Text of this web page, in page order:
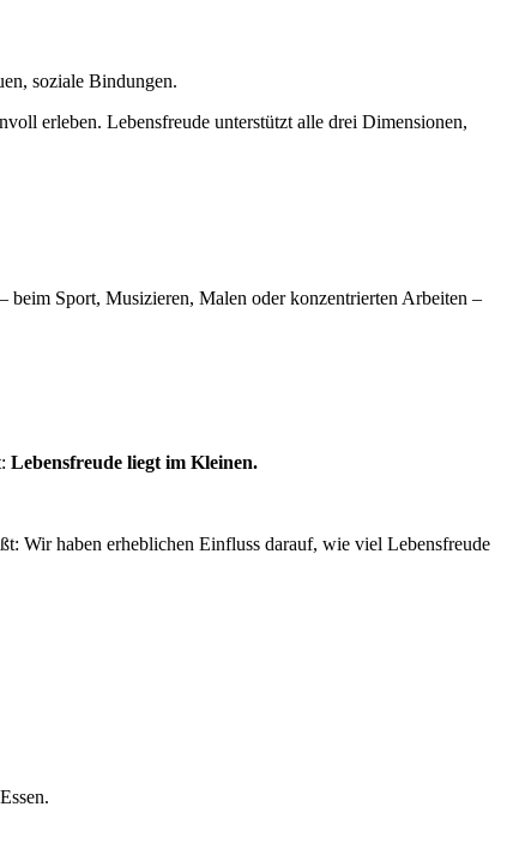
soziale Bindungen.
erleben. Lebensfreude unterstützt alle drei Dimensionen,
Sport, Musizieren, Malen oder konzentrierten Arbeiten –
Lebensfreude liegt im Kleinen.
Wir haben erheblichen Einfluss darauf, wie viel Lebensfreude